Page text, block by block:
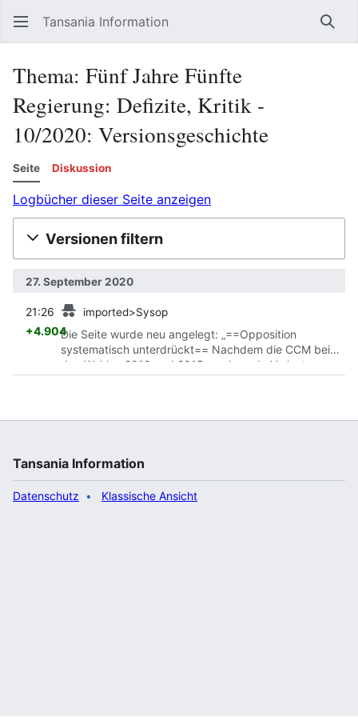
Tansania Information
Thema: Fünf Jahre Fünfte
Regierung: Defizite, Kritik -
10/2020: Versionsgeschichte
Seite Diskussion
Logbücher dieser Seite anzeigen
Versionen filtern
27. September 2020
21:26 imported>Sysop
+4.904Die Seite wurde neu angelegt: „==Opposition
systematisch unterdrückt== Nachdem die CCM bei
den Wahlen 2010 und 2015 wachsende Verluste
hinnehmen musste (der Oppositionskandidat Lowassa
Tansania Information
Datenschutz Klassische Ansicht